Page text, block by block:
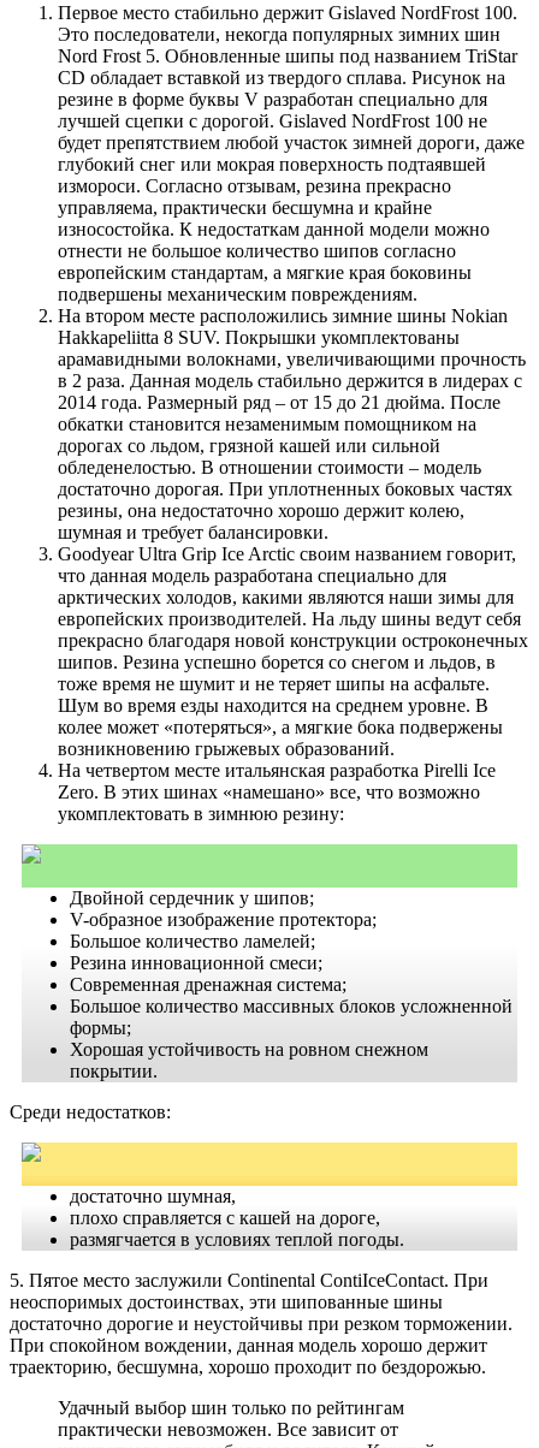
Первое место стабильно держит Gislaved NordFrost 100.
Это последователи, некогда популярных зимних шин
Nord Frost 5. Обновленные шипы под названием TriStar
CD обладает вставкой из твердого сплава. Рисунок на
резине в форме буквы V разработан специально для
лучшей сцепки с дорогой. Gislaved NordFrost 100 не
будет препятствием любой участок зимней дороги, даже
глубокий снег или мокрая поверхность подтаявшей
измороси. Согласно отзывам, резина прекрасно
управляема, практически бесшумна и крайне
износостойка. К недостаткам данной модели можно
отнести не большое количество шипов согласно
европейским стандартам, а мягкие края боковины
подвершены механическим повреждениям.
На втором месте расположились зимние шины Nokian
Hakkapeliitta 8 SUV. Покрышки укомплектованы
арамавидными волокнами, увеличивающими прочность
в 2 раза. Данная модель стабильно держится в лидерах с
2014 года. Размерный ряд – от 15 до 21 дюйма. После
обкатки становится незаменимым помощником на
дорогах со льдом, грязной кашей или сильной
обледенелостью. В отношении стоимости – модель
достаточно дорогая. При уплотненных боковых частях
резины, она недостаточно хорошо держит колею,
шумная и требует балансировки.
Goodyear Ultra Grip Ice Arctic своим названием говорит,
что данная модель разработана специально для
арктических холодов, какими являются наши зимы для
европейских производителей. На льду шины ведут себя
прекрасно благодаря новой конструкции остроконечных
шипов. Резина успешно борется со снегом и льдов, в
тоже время не шумит и не теряет шипы на асфальте.
Шум во время езды находится на среднем уровне. В
колее может «потеряться», а мягкие бока подвержены
возникновению грыжевых образований.
На четвертом месте итальянская разработка Pirelli Ice
Zero. В этих шинах «намешано» все, что возможно
укомплектовать в зимнюю резину:
Двойной сердечник у шипов;
V-образное изображение протектора;
Большое количество ламелей;
Резина инновационной смеси;
Современная дренажная система;
Большое количество массивных блоков усложненной
формы;
Хорошая устойчивость на ровном снежном
покрытии.
Среди недостатков:
достаточно шумная,
плохо справляется с кашей на дороге,
размягчается в условиях теплой погоды.
5. Пятое место заслужили Continental ContiIceContact. При
неоспоримых достоинствах, эти шипованные шины
достаточно дорогие и неустойчивы при резком торможении.
При спокойном вождении, данная модель хорошо держит
траекторию, бесшумна, хорошо проходит по бездорожью.
Удачный выбор шин только по рейтингам
практически невозможен. Все зависит от